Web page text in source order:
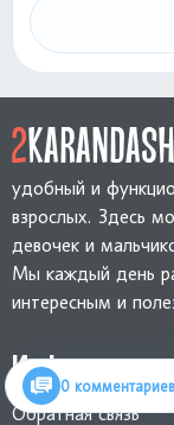
0
удобный и
взрослых. Здесь
девочек и
Мы каждый день
интересным и
Информация
Обратная связь